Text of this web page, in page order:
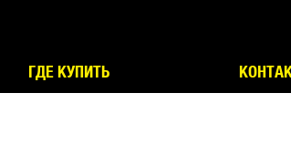
ГДЕ КУПИТЬ